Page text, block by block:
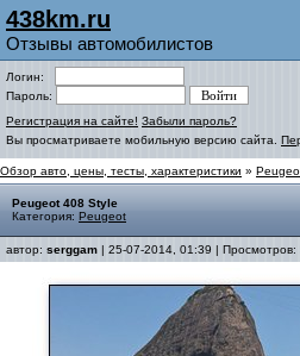
438km.ru
Отзывы автомобилистов
Логин:
Пароль:
Регистрация на сайте! Забыли пароль?
Вы просматриваете мобильную версию сайта.
Обзор авто, цены, тесты, характеристики »
Peugeot 408 Style
Категория: Peugeot
автор: serggam | 25-07-2014, 01:39 | Просмотров: